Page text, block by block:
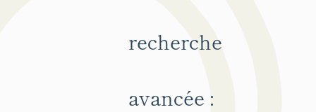
recherche
avancée :